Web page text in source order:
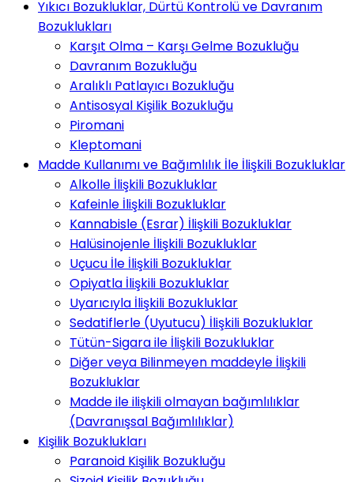
Yıkıcı Bozukluklar, Dürtü Kontrolü ve Davranım
Bozuklukları
Karşıt Olma – Karşı Gelme Bozukluğu
Davranım Bozukluğu
Aralıklı Patlayıcı Bozukluğu
Antisosyal Kişilik Bozukluğu
Piromani
Kleptomani
Madde Kullanımı ve Bağımlılık İle İlişkili Bozukluklar
Alkolle İlişkili Bozukluklar
Kafeinle İlişkili Bozukluklar
Kannabisle (Esrar) İlişkili Bozukluklar
Halüsinojenle İlişkili Bozukluklar
Uçucu İle İlişkili Bozukluklar
Opiyatla İlişkili Bozukluklar
Uyarıcıyla İlişkili Bozukluklar
Sedatiflerle (Uyutucu) İlişkili Bozukluklar
Tütün-Sigara ile İlişkili Bozukluklar
Diğer veya Bilinmeyen maddeyle İlişkili
Bozukluklar
Madde ile ilişkili olmayan bağımlılıklar
(Davranışsal Bağımlılıklar)
Kişilik Bozuklukları
Paranoid Kişilik Bozukluğu